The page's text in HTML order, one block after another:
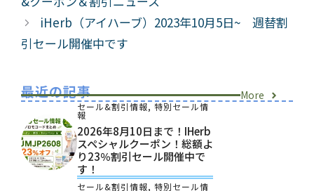
ー
iHerb（アイハーブ）2023年10月5日~ 週替割
引セール開催中です
最近の記事 More
セール&割引情報, 特別セール情
報
2026年8月10日まで！iHerb
スペシャルクーポン！総額よ
り23％割引セール開催中で
す！
セール&割引情報, 特別セール情